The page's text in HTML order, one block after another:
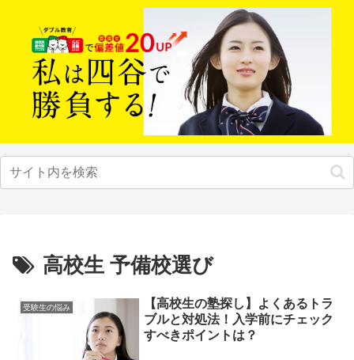
高校生 予備校選び
受験生の悩み
【高校生の塾探し】よくあるトラ
ブルと対処法！入学前にチェック
すべきポイントは？